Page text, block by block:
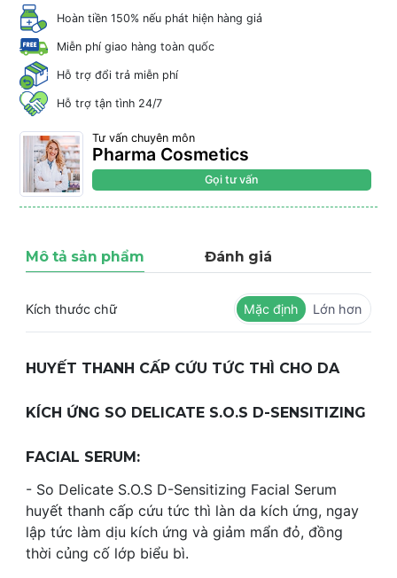
Hoàn tiền 150% nếu phát hiện hàng giả
Miễn phí giao hàng toàn quốc
Hỗ trợ đổi trả miễn phí
Hỗ trợ tận tình 24/7
Tư vấn chuyên môn
Pharma Cosmetics
Gọi tư vấn
Mô tả sản phẩm Đánh giá
Kích thước chữ Mặc định Lớn hơn
HUYẾT THANH CẤP CỨU TỨC THÌ CHO DA
KÍCH ỨNG SO DELICATE S.O.S D-SENSITIZING
FACIAL SERUM:
- So Delicate S.O.S D-Sensitizing Facial Serum
huyết thanh cấp cứu tức thì làn da kích ứng, ngay
lập tức làm dịu kích ứng và giảm mẩn đỏ, đồng
thời củng cố lớp biểu bì.